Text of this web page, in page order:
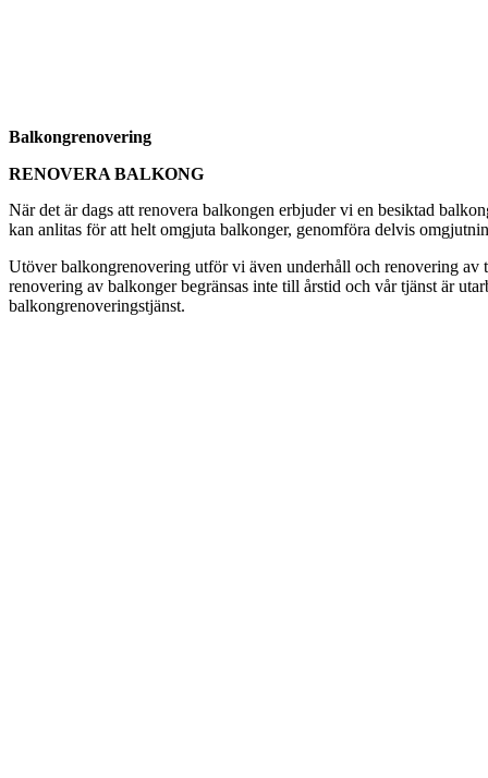
Balkongrenovering
RENOVERA BALKONG
När det är dags att renovera balkongen erbjuder vi en besiktad
kan anlitas för att helt omgjuta balkonger, genomföra delvis
Utöver balkongrenovering utför vi även underhåll och renovering av
renovering av balkonger begränsas inte till årstid och vår tjänst är
balkongrenoveringstjänst.